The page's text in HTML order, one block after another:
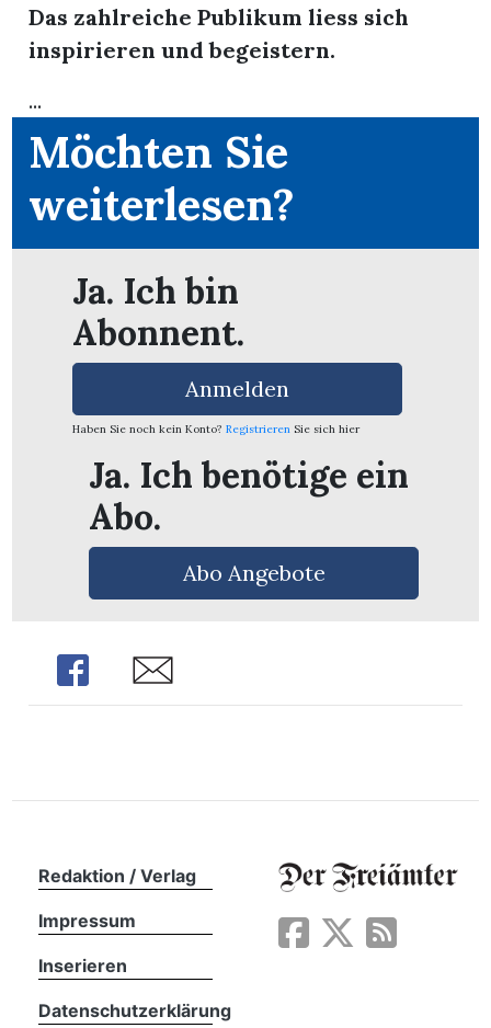
Das zahlreiche Publikum liess sich
inspirieren und begeistern.
...
Möchten Sie
weiterlesen?
Ja. Ich bin
Abonnent.
Anmelden
Haben Sie noch kein Konto? Registrieren Sie sich hier
Ja. Ich benötige ein
Abo.
Abo Angebote
Share Share
Redaktion / Verlag
Impressum
Inserieren
Datenschutzerklärung